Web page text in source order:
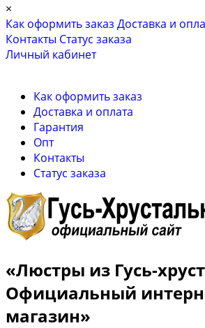
×
Как оформить заказ Доставка и
Контакты Cтатус заказа
Личный кабинет
Как оформить заказ
Доставка и оплата
Гарантия
Опт
Контакты
Cтатус заказа
«Люстры из Гусь-
Официальный
магазин»